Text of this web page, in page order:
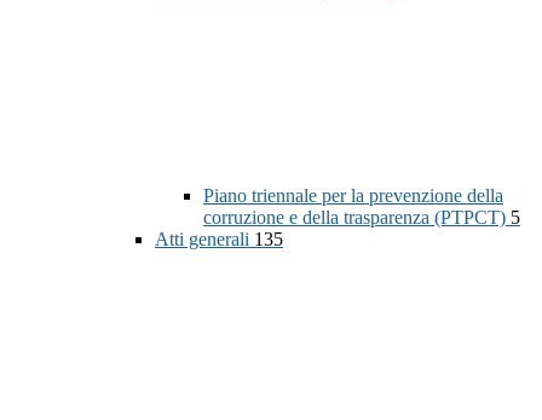
Piano triennale per la prevenzione della
corruzione e della trasparenza (PTPCT) 5
Atti generali 135